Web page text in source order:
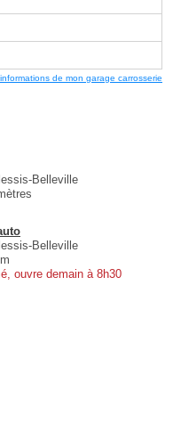
de mon garage carrosserie
Belleville
Belleville
ouvre demain à 8h30